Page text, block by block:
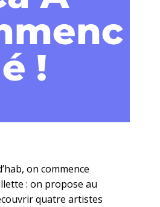
É !
on commence
: on propose au
quatre artistes